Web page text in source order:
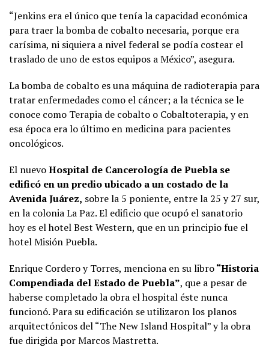
“Jenkins era el único que tenía la capacidad económica
para traer la bomba de cobalto necesaria, porque era
carísima, ni siquiera a nivel federal se podía costear el
traslado de uno de estos equipos a México”, asegura.
La bomba de cobalto es una máquina de radioterapia para
tratar enfermedades como el cáncer; a la técnica se le
conoce como Terapia de cobalto o Cobaltoterapia, y en
esa época era lo último en medicina para pacientes
oncológicos.
El nuevoHospital de Cancerología de Puebla se
edificó en un predio ubicado a un costado de la
Avenida Juárez, sobre la 5 poniente, entre la 25 y 27 sur,
en la colonia La Paz. El edificio que ocupó el sanatorio
hoy es el hotel Best Western, que en un principio fue el
hotel Misión Puebla.
Enrique Cordero y Torres, menciona en su libro“Historia
Compendiada del Estado de Puebla”, que a pesar de
haberse completado la obra el hospital éste nunca
funcionó. Para su edificación se utilizaron los planos
arquitectónicos del “The New Island Hospital” y la obra
fue dirigida por Marcos Mastretta.